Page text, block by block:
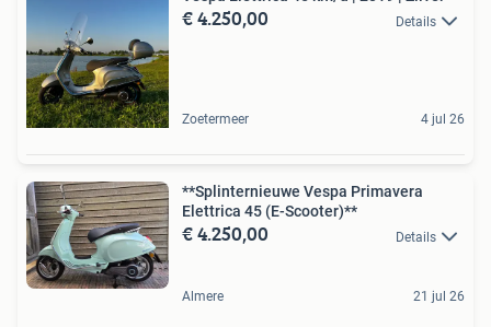
€ 4.250,00 Details
Zoetermeer 4 jul 26
**Splinternieuwe Vespa Primavera
Elettrica 45 (E-Scooter)**
€ 4.250,00 Details
Almere 21 jul 26